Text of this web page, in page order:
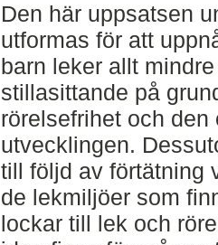
Den här uppsatsen
utformas för att
barn leker allt
stillasittande på
rörelsefrihet och
utvecklingen.
till följd av förtätning
de lekmiljöer som
lockar till lek och